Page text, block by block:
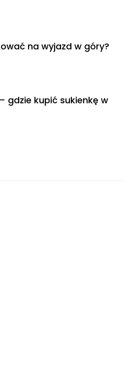
na wyjazd w góry?
gdzie kupić sukienkę w